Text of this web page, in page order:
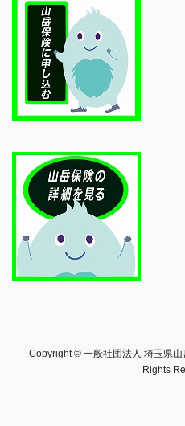
Copyright © 一般社団法人 埼玉県
Rights